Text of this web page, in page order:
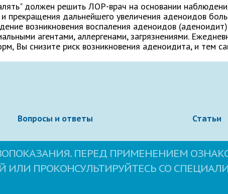
соглашение сайта.
Свернуть
должен решить ЛОР-врач на основании
прекращения дальнейшего увеличения аденоидов
возникновения воспаления аденоидов
агентами, аллергенами, загрязнениями.
Вы снизите риск возникновения аденоидита, и тем
Вопросы и ответы Статьи
ПЕРЕД ПРИМЕНЕНИЕМ
ИЛИ ПРОКОНСУЛЬТИРУЙТЕСЬ СО